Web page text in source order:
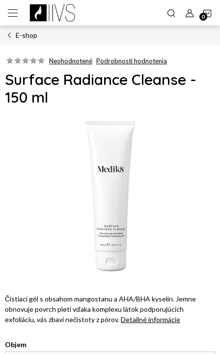
obsah
E-shop
Neohodnotené Podrobnosti hodnotenia
Surface Radiance Cleanse -
150 ml
Čistiaci gél s obsahom mangostanu a AHA/BHA kyselín. Jemne
obnovuje povrch pleti vďaka komplexu látok podporujúcich
exfoliáciu, vás zbaví nečistoty z pórov.Detailné informácie
Objem